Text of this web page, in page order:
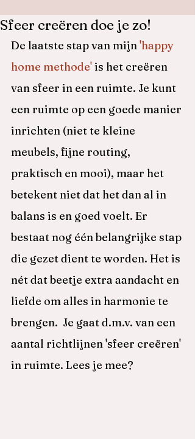
Sfeer creëren doe je zo!
De laatste stap van mijn 'happy
home methode' is het creëren
van sfeer in een ruimte. Je kunt
een ruimte op een goede manier
inrichten (niet te kleine
meubels, fijne routing,
praktisch en mooi), maar het
betekent niet dat het dan al in
balans is en goed voelt. Er
bestaat nog één belangrijke stap
die gezet dient te worden. Het is
nét dat beetje extra aandacht en
liefde om alles in harmonie te
brengen.  Je gaat d.m.v. van een
aantal richtlijnen 'sfeer creëren'
in ruimte. Lees je mee?